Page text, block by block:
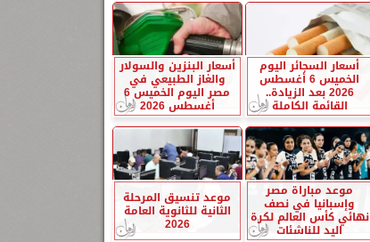
أسعار السجائر اليوم
الخميس 6 أغسطس
2026 بعد الزيادة..
القائمة الكاملة
أسعار البنزين والسولار
والغاز الطبيعي في
مصر اليوم الخميس 6
أغسطس 2026
موعد مباراة مصر
وإسبانيا في نصف
نهائي كأس العالم لكرة
اليد للناشئات
موعد تنسيق المرحلة
الثانية للثانوية العامة
2026